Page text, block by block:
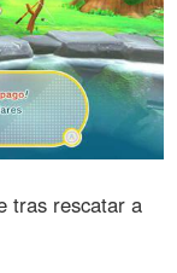
tras rescatar a